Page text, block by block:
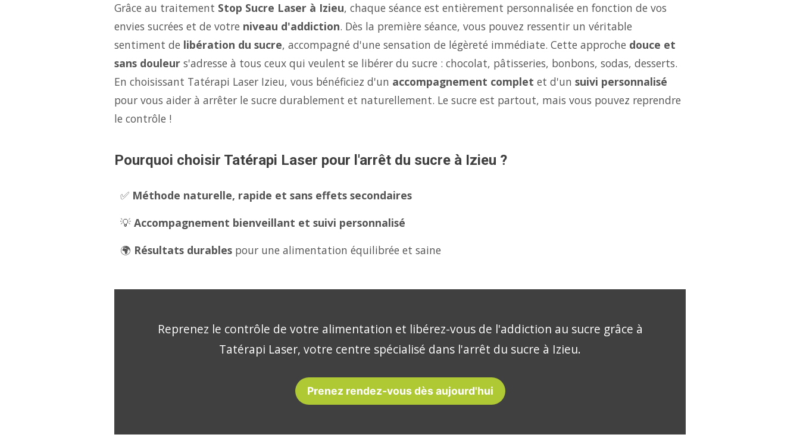
Grâce au traitement Stop Sucre Laser à Izieu, chaque séance est entièrement personnalisée en fonction de vos
envies sucrées et de votre niveau d'addiction. Dès la première séance, vous pouvez ressentir un véritable
sentiment de libération du sucre, accompagné d'une sensation de légèreté immédiate. Cette approche douce et
sans douleur s'adresse à tous ceux qui veulent se libérer du sucre : chocolat, pâtisseries, bonbons, sodas, desserts.
En choisissant Tatérapi Laser Izieu, vous bénéficiez d'un accompagnement complet et d'un suivi personnalisé
pour vous aider à arrêter le sucre durablement et naturellement. Le sucre est partout, mais vous pouvez reprendre
le contrôle !
Pourquoi choisir Tatérapi Laser pour l'arrêt du sucre à Izieu ?
✅ Méthode naturelle, rapide et sans effets secondaires
💡 Accompagnement bienveillant et suivi personnalisé
🌍 Résultats durables pour une alimentation équilibrée et saine
Reprenez le contrôle de votre alimentation et libérez-vous de l'addiction au sucre grâce à
Tatérapi Laser, votre centre spécialisé dans l'arrêt du sucre à Izieu.
Prenez rendez-vous dès aujourd'hui